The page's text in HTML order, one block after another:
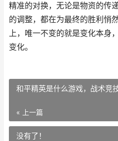
精准的对换，无论是物资的传
的调整，都在为最终的胜利悄
上，唯一不变的就是变化本身
变化。
和平精英是什么游戏，战术竞
« 上一篇
没有了！